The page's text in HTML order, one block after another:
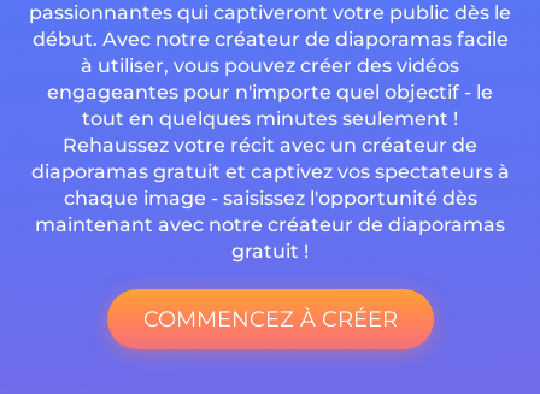
passionnantes qui captiveront votre public dès le
début. Avec notre créateur de diaporamas facile
à utiliser, vous pouvez créer des vidéos
engageantes pour n'importe quel objectif - le
tout en quelques minutes seulement !
Rehaussez votre récit avec un créateur de
diaporamas gratuit et captivez vos spectateurs à
chaque image - saisissez l'opportunité dès
maintenant avec notre créateur de diaporamas
gratuit !
COMMENCEZ À CRÉER